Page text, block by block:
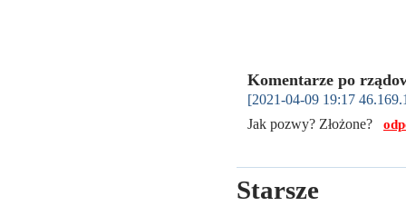
Komentarze po
[2021-04-09 19:17
Jak pozwy? Złożone?
Starsze